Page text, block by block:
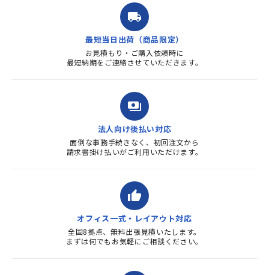
ました。商品到着も早く、品
質・使いやすさで満足していま
す。また、リピートするときは
よろしくお...
local_shipping
最短当日出荷（商品限定）
お見積もり・ご購入依頼時に
最短納期をご連絡させていただきます。
payments
法人向け後払い対応
面倒な事務手続きなく、初回注文から
請求書掛け払いがご利用いただけます。
thumb_up
オフィス一式・レイアウト対応
全国8拠点、無料出張見積いたします。
まずは何でもお気軽にご相談ください。